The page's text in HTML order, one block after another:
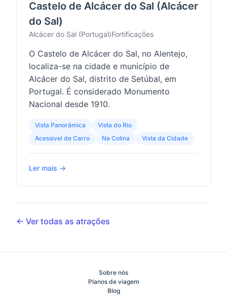
Castelo de Alcácer do Sal (Alcácer
do Sal)
Alcácer do Sal (Portugal)Fortificações
O Castelo de Alcácer do Sal, no Alentejo,
localiza-se na cidade e município de
Alcácer do Sal, distrito de Setúbal, em
Portugal. É considerado Monumento
Nacional desde 1910.
Vista Panorâmica
Vista do Rio
Acessível de Carro
Na Colina Vista da Cidade
Ler mais →
← Ver todas as atrações
Sobre nós
Planos de viagem
Blog